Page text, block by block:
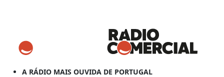
A RÁDIO MAIS OUVIDA DE PORTUGAL